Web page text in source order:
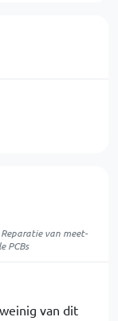
van meet-
PCBs
van dit